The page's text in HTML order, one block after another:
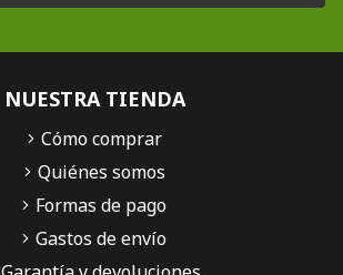
NUESTRA TIENDA
Cómo comprar
Quiénes somos
Formas de pago
Gastos de envío